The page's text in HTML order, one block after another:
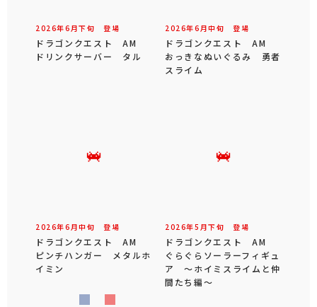
2026年6 月下旬 登場
ドラゴンクエスト AM
ドリンクサーバー タル
2026年6 月中旬 登場
ドラゴンクエスト AM
おっきなぬいぐるみ 勇者
スライム
2026年6 月中旬 登場
ドラゴンクエスト AM
ピンチハンガー メタルホ
イミン
2026年5 月下旬 登場
ドラゴンクエスト AM
ぐらぐらソーラーフィギュ
ア ～ホイミスライムと仲
間たち編～